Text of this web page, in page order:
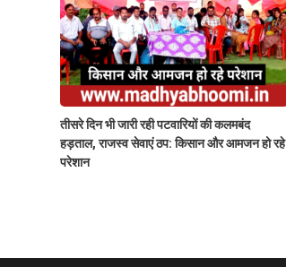
तीसरे दिन भी जारी रही पटवारियों की कलमबंद
हड़ताल, राजस्व सेवाएं ठप: किसान और आमजन हो रहे
परेशान